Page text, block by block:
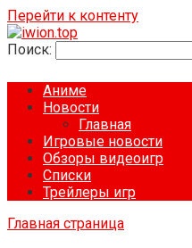
Перейти к контенту
Поиск:
Аниме
Новости
Главная
Игровые новости
Обзоры видеоигр
Списки
Трейлеры игр
Главная страница